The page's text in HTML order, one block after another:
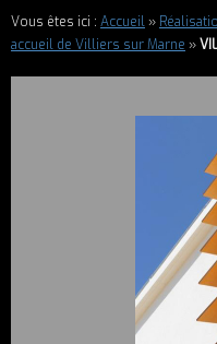
Vous êtes ici : Accueil»
accueil de Villiers sur Marne »